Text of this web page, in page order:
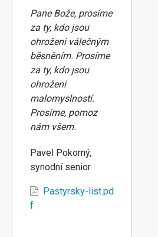
Pane Bože, prosíme
za ty, kdo jsou
ohroženi válečným
běsněním. Prosíme
za ty, kdo jsou
ohroženi
malomyslností.
Prosíme, pomoz
nám všem.
Pavel Pokorný,
synodní senior
Pastyrsky-list.pd
f